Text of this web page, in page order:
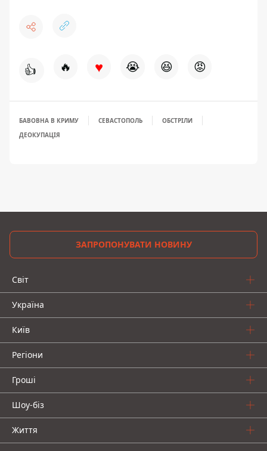
👍 🔥 ♥ 😭 😆 😡
БАВОВНА В КРИМУ СЕВАСТОПОЛЬ
ОБСТРІЛИ
ДЕОКУПАЦІЯ
ЗАПРОПОНУВАТИ НОВИНУ
Світ
Україна
Київ
Регіони
Гроші
Шоу-біз
Життя